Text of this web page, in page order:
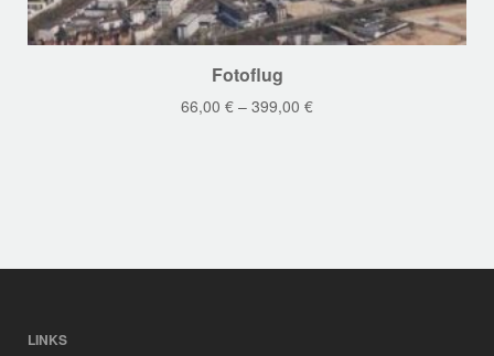
Produkt
weist
Fotoflug
66,00 € – 399,00 €
LINKS